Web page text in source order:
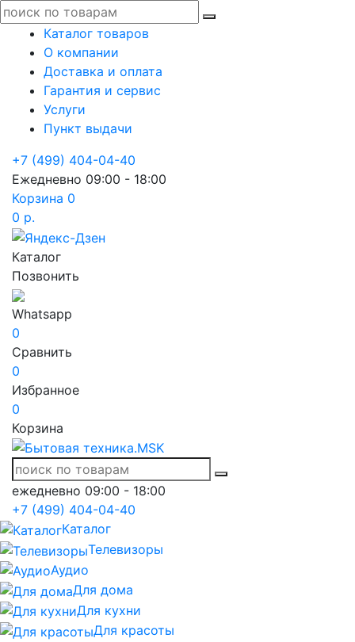
Каталог товаров
О компании
Доставка и оплата
Гарантия и сервис
Услуги
Пункт выдачи
+7 (499) 404-04-40
Ежедневно 09:00 - 18:00
Корзина 0
0 р.
Каталог
Позвонить
Whatsapp
0
Сравнить
0
Избранное
0
Корзина
ежедневно 09:00 - 18:00
+7 (499) 404-04-40
Каталог
Телевизоры
Аудио
Для дома
Для кухни
Для красоты